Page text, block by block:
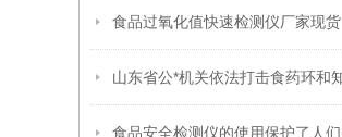
食品过氧化值快速检测仪厂家现货